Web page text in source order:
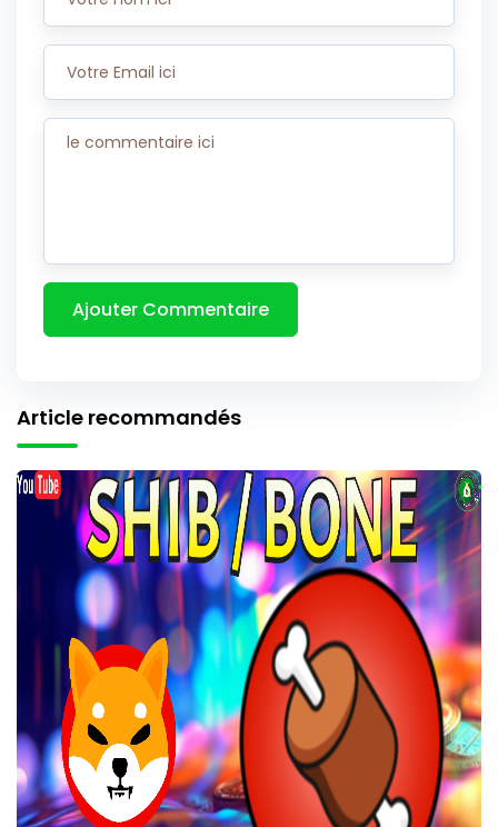
Article recommandés